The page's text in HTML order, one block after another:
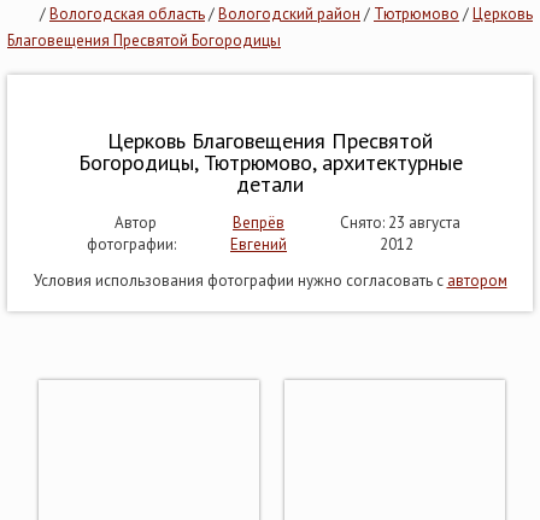
/Вологодская область/Вологодский район / Тютрюмово /Церковь
Благовещения Пресвятой Богородицы
Церковь Благовещения Пресвятой
Богородицы, Тютрюмово, архитектурные
детали
Автор
фотографии:
Вепрёв
Евгений
Снято: 23 августа
2012
Условия использования фотографии нужно согласовать с автором